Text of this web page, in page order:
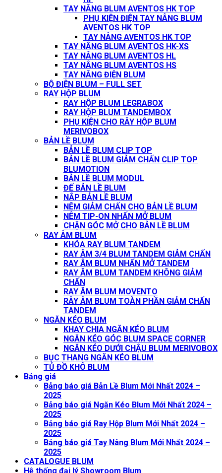
TAY NÂNG BLUM AVENTOS HK TOP
PHỤ KIỆN ĐIỆN TAY NÂNG BLUM
AVENTOS HK TOP
TAY NÂNG AVENTOS HK TOP
TAY NÂNG BLUM AVENTOS HK-XS
TAY NÂNG BLUM AVENTOS HL
TAY NÂNG BLUM AVENTOS HS
TAY NÂNG ĐIỆN BLUM
BỘ ĐIỆN BLUM – FULL SET
RAY HỘP BLUM
RAY HỘP BLUM LEGRABOX
RAY HỘP BLUM TANDEMBOX
PHỤ KIỆN CHO RÂY HỘP BLUM
MERIVOBOX
BẢN LỀ BLUM
BẢN LỀ BLUM CLIP TOP
BẢN LỀ BLUM GIẢM CHẤN CLIP TOP
BLUMOTION
BẢN LỀ BLUM MODUL
ĐẾ BẢN LỀ BLUM
NẮP BẢN LỀ BLUM
NÊM GIẢM CHẤN CHO BẢN LỀ BLUM
NÊM TIP-ON NHẤN MỞ BLUM
CHẶN GÓC MỞ CHO BẢN LỀ BLUM
RAY ÂM BLUM
KHÓA RAY BLUM TANDEM
RAY ÂM 3/4 BLUM TANDEM GIẢM CHẤN
RAY ÂM BLUM NHẤN MỞ TANDEM
RAY ÂM BLUM TANDEM KHÔNG GIẢM
CHẤN
RAY ÂM BLUM MOVENTO
RÂY ÂM BLUM TOÀN PHẦN GIẢM CHẤN
TANDEM
NGĂN KÉO BLUM
KHAY CHIA NGĂN KÉO BLUM
NGĂN KÉO GÓC BLUM SPACE CORNER
NGĂN KÉO DƯỚI CHẬU BLUM MERIVOBOX
BỤC THANG NGĂN KÉO BLUM
TỦ ĐỒ KHÔ BLUM
Bảng giá
Bảng báo giá Bản Lề Blum Mới Nhất 2024 –
2025
Bảng báo giá Ngăn Kéo Blum Mới Nhất 2024 –
2025
Bảng báo giá Ray Hộp Blum Mới Nhất 2024 –
2025
Bảng báo giá Tay Nâng Blum Mới Nhất 2024 –
2025
CATALOGUE BLUM
Hệ thống đại lý Showroom Blum